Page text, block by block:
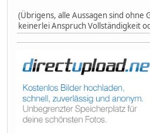
(Übrigens, alle Aussagen sind ohne
keinerlei Anspruch Vollständigkeit